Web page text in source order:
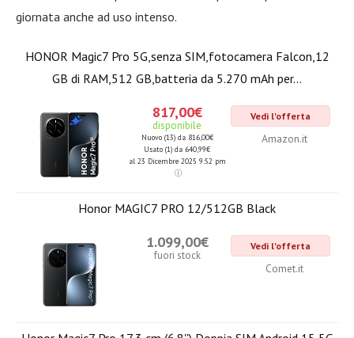
giornata anche ad uso intenso.
HONOR Magic7 Pro 5G,senza SIM,fotocamera Falcon,12
GB di RAM,512 GB,batteria da 5.270 mAh per...
817,00€
disponibile
Nuovo (13) da 816,00€
Usato (1) da 640,99€
al 23 Dicembre 2025 9:52 pm
Vedi l'offerta
Amazon.it
Honor MAGIC7 PRO 12/512GB Black
1.099,00€
fuori stock
Vedi l'offerta
Comet.it